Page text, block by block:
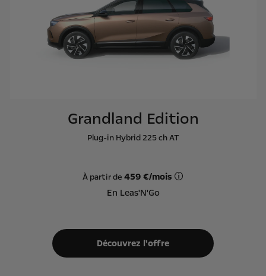
Grandland Edition
Plug-in Hybrid 225 ch AT
À partir de 459 €/mois
En Leas'N'Go
Découvrez l'offre